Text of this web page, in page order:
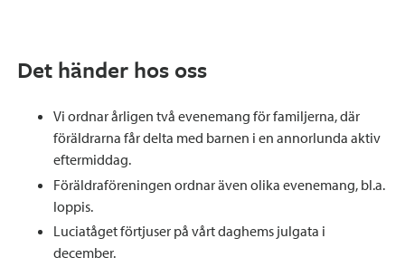
Det händer hos oss
Vi ordnar årligen två evenemang för familjerna, där
föräldrarna får delta med barnen i en annorlunda aktiv
eftermiddag.
Föräldraföreningen ordnar även olika evenemang, bl.a.
loppis.
Luciatåget förtjuser på vårt daghems julgata i
december.